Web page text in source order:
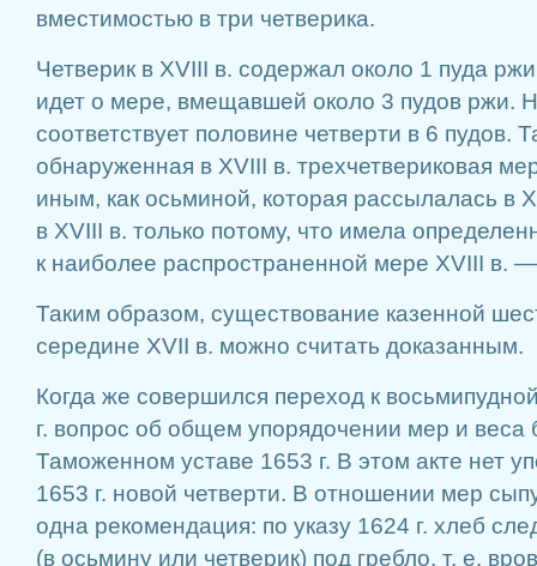
вместимостью в три четверика.
Четверик в XVIII в. содержал около 1 пуда
идет о мере, вмещавшей около 3 пудов ржи.
соответствует половине четверти в 6 пудов.
обнаруженная в XVIII в. трехчетвериковая
иным, как осьминой, которая рассылалась в
в XVIII в. только потому, что имела
к наиболее распространенной мере XVIII в. —
Таким образом, существование казенной
середине XVII в. можно считать доказанным.
Когда же совершился переход к
г. вопрос об общем упорядочении мер и веса
Таможенном уставе 1653 г. В этом акте нет
1653 г. новой четверти. В отношении мер
одна рекомендация: по указу 1624 г. хлеб
(в осьмину или четверик) под гребло, т. е.